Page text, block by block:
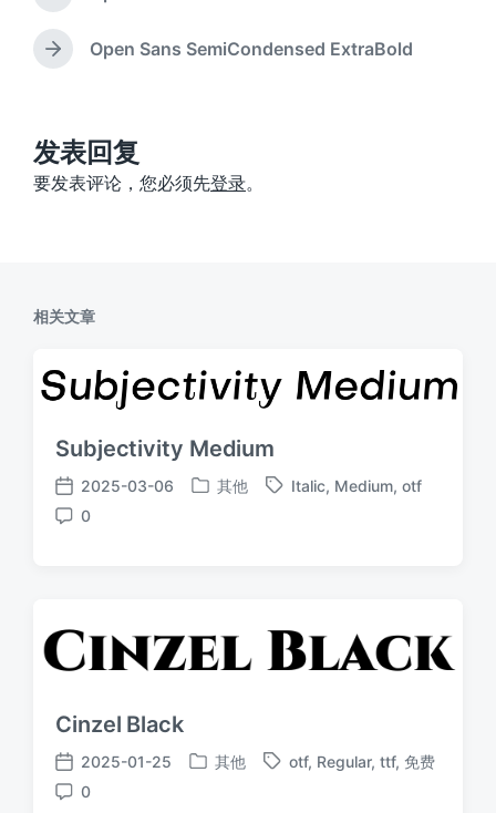
篇
文
章
下
：
Open Sans SemiCondensed ExtraBold
发表回复
要发表评论，您必须先登录。
相关文章
Subjectivity Medium
发
布
2025-03-06
发
其他
标
Italic, Medium, otf
评
0
Cinzel Black
发
布
2025-01-25
发
其他
标
otf, Regular, ttf, 免费
评
0